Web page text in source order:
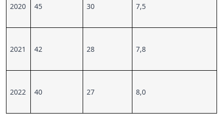
2020 45 30 7,5
2021 42 28 7,8
2022 40 27 8,0